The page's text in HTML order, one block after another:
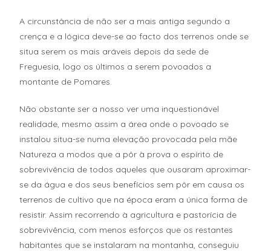
A circunstância de não ser a mais antiga segundo a
crença e a lógica deve-se ao facto dos terrenos onde se
situa serem os mais aráveis depois da sede de
Freguesia, logo os últimos a serem povoados a
montante de Pomares.
Não obstante ser a nosso ver uma inquestionável
realidade, mesmo assim a área onde o povoado se
instalou situa-se numa elevação provocada pela mãe
Natureza a modos que a pôr à prova o espírito de
sobrevivência de todos aqueles que ousaram aproximar-
se da água e dos seus benefícios sem pôr em causa os
terrenos de cultivo que na época eram a única forma de
resistir. Assim recorrendo à agricultura e pastorícia de
sobrevivência, com menos esforços que os restantes
habitantes que se instalaram na montanha, conseguiu